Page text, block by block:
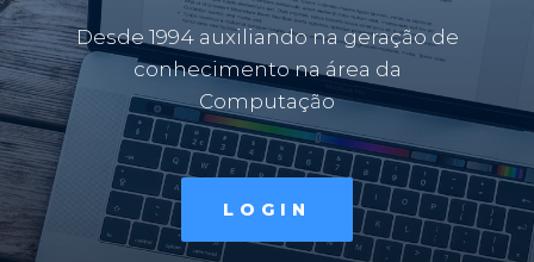
Desde 1994 auxiliando na geração de
conhecimento na área da
Computação
LOGIN